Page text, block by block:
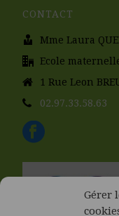
Gérer
CONTACT
Mme Laura
Ecole
1 Rue Leon
02.97.33.58.63